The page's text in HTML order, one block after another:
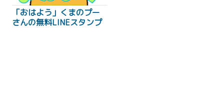
「おはよう」くまのプー
さんの無料LINEスタンプ